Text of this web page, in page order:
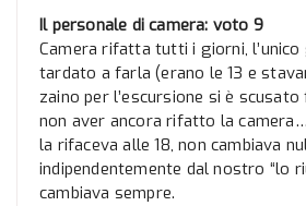
Il personale di camera: voto 9
Camera rifatta tutti i giorni, l’unico
tardato a farla (erano le 13 e
zaino per l’escursione si è
non aver ancora rifatto la
la rifaceva alle 18, non cambiava
indipendentemente dal nostro “lo
cambiava sempre.